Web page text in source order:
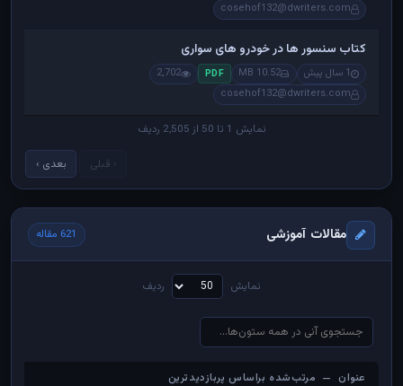
cosehof132@dwriters.com
کتاب سنسور ها در خودرو های سواری
1 سال پیش 10.52 MB
PDF
2,702
cosehof132@dwriters.com
نمایش 1 تا 50 از 2,505 ردیف
‹ قبلی بعدی ›
مقالات آموزشی 621 مقاله
نمایش ردیف
عنوان — مرتب‌شده براساس پربازدیدترین